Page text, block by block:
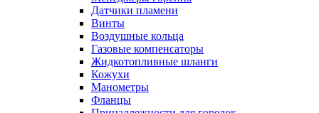
Датчики пламени
Винты
Воздушные кольца
Газовые компенсаторы
Жидкотопливные шланги
Кожухи
Манометры
Фланцы